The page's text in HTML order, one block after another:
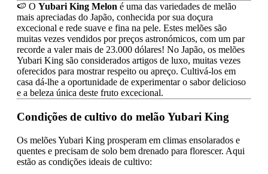
🍉 O Yubari King Melon é uma das variedades de melão
mais apreciadas do Japão, conhecida por sua doçura
excecional e rede suave e fina na pele. Estes melões são
muitas vezes vendidos por preços astronómicos, com um par
recorde a valer mais de 23.000 dólares! No Japão, os melões
Yubari King são considerados artigos de luxo, muitas vezes
oferecidos para mostrar respeito ou apreço. Cultivá-los em
casa dá-lhe a oportunidade de experimentar o sabor delicioso
e a beleza única deste fruto excecional.
Condições de cultivo do melão Yubari King
Os melões Yubari King prosperam em climas ensolarados e
quentes e precisam de solo bem drenado para florescer. Aqui
estão as condições ideais de cultivo: